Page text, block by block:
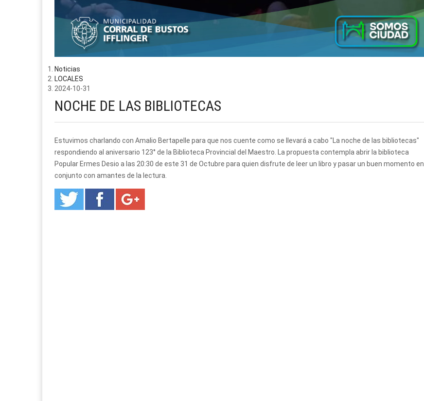
Noticias
LOCALES
2024-10-31
NOCHE DE LAS BIBLIOTECAS
Estuvimos charlando con Amalio Bertapelle para que nos cuente como se llevará a cabo "La noche de las bibliotecas"
respondiendo al aniversario 123° de la Biblioteca Provincial del Maestro. La propuesta contempla abrir la biblioteca
Popular Ermes Desio a las 20:30 de este 31 de Octubre para quien disfrute de leer un libro y pasar un buen momento en
conjunto con amantes de la lectura.